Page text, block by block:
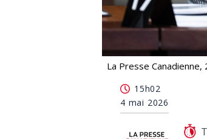
La Presse Canadienne,
15h02
4 mai 2026